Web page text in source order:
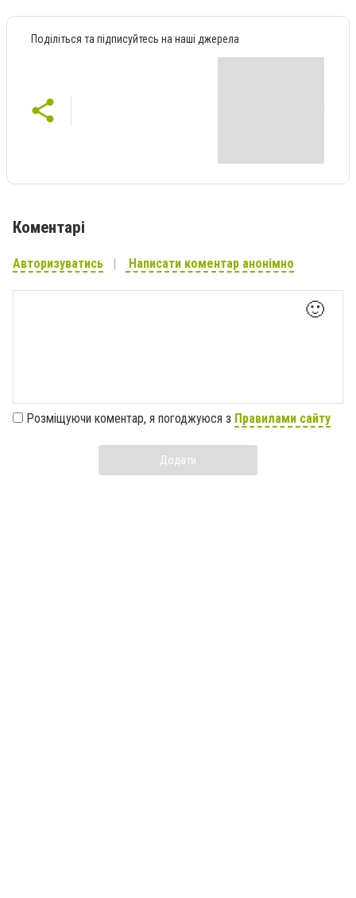
Поділіться та підписуйтесь на наші джерела
Коментарі
Авторизуватись Написати коментар анонімно
🙂
Розміщуючи коментар, я погоджуюся з Правилами сайту
Додати